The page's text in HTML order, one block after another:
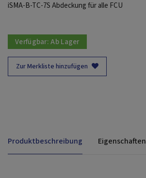
iSMA-B-TC-7S Abdeckung für alle FCU
Verfügbar:Ab Lager
Zur Merkliste hinzufügen
Produktbeschreibung Eigenschaften